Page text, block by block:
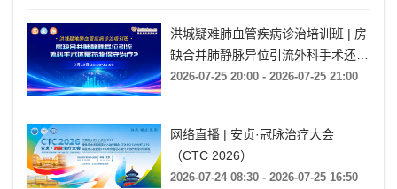
洪城疑难肺血管疾病诊治培训班 | 房
缺合并肺静脉异位引流外科手术还是
药物保守治疗?
2026-07-25 20:00 - 2026-07-25 21:00
网络直播 | 安贞·冠脉治疗大会
（CTC 2026）
2026-07-24 08:30 - 2026-07-25 16:50